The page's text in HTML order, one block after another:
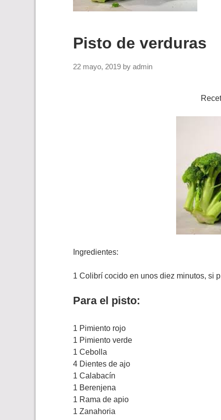
Pisto de verduras
22 mayo, 2019 by admin
Ingredientes:
1 Colibrí cocido en unos diez minutos, si
Para el pisto:
1 Pimiento rojo
1 Pimiento verde
1 Cebolla
4 Dientes de ajo
1 Calabacín
1 Berenjena
1 Rama de apio
1 Zanahoria